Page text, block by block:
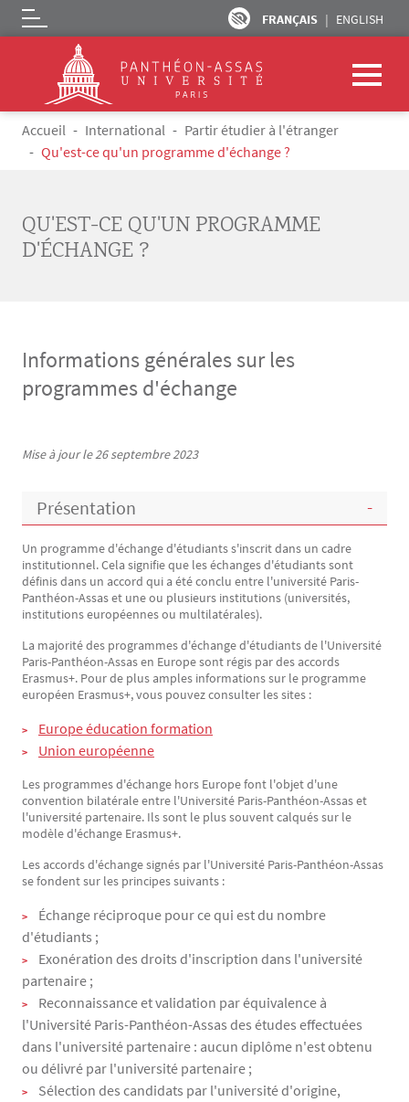
Aller au contenu principal
FRANÇAIS ENGLISH
Logo
Fil d'Ariane
Accueil International
Partir étudier à l'étranger
Qu'est-ce qu'un programme d'échange ?
QU'EST-CE QU'UN PROGRAMME
D'ÉCHANGE ?
Informations générales sur les
programmes d'échange
Texte
Mise à jour le 26 septembre 2023
Présentation
Un programme d'échange d'étudiants s'inscrit dans un cadre
institutionnel. Cela signifie que les échanges d'étudiants sont
définis dans un accord qui a été conclu entre l'université Paris-
Panthéon-Assas et une ou plusieurs institutions (universités,
institutions européennes ou multilatérales).
La majorité des programmes d'échange d'étudiants de l'Université
Paris-Panthéon-Assas en Europe sont régis par des accords
Erasmus+. Pour de plus amples informations sur le programme
européen Erasmus+, vous pouvez consulter les sites :
Europe éducation formation
Union européenne
Les programmes d'échange hors Europe font l'objet d'une
convention bilatérale entre l'Université Paris-Panthéon-Assas et
l'université partenaire. Ils sont le plus souvent calqués sur le
modèle d'échange Erasmus+.
Les accords d'échange signés par l'Université Paris-Panthéon-Assas
se fondent sur les principes suivants :
Échange réciproque pour ce qui est du nombre
d'étudiants ;
Exonération des droits d'inscription dans l'université
partenaire ;
Reconnaissance et validation par équivalence à
l'Université Paris-Panthéon-Assas des études effectuées
dans l'université partenaire : aucun diplôme n'est obtenu
ou délivré par l'université partenaire ;
Sélection des candidats par l'université d'origine,